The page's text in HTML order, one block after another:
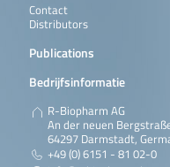
Contact
Distributors
Publications
Bedrijfsinformatie
R-Biopharm AG
An der neuen
64297 Darmstadt,
+49 (0) 6151 - 81 02-0